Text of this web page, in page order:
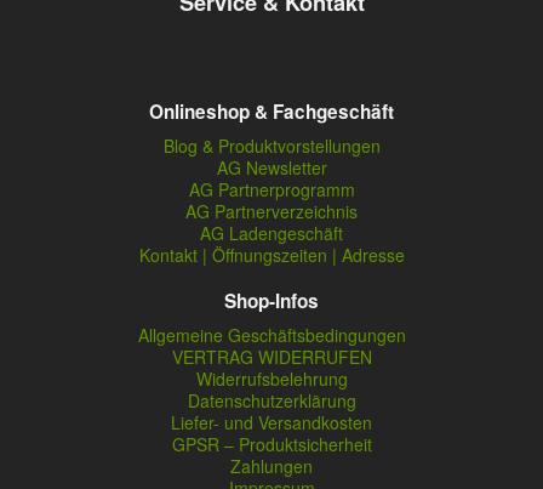
Onlineshop & Fachgeschäft
Blog & Produktvorstellungen
AG Newsletter
AG Partnerprogramm
AG Partnerverzeichnis
AG Ladengeschäft
Kontakt | Öffnungszeiten | Adresse
Shop-Infos
Allgemeine Geschäftsbedingungen
VERTRAG WIDERRUFEN
Widerrufsbelehrung
Datenschutzerklärung
Liefer- und Versandkosten
GPSR – Produktsicherheit
Zahlungen